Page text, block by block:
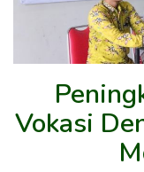
Vokasi